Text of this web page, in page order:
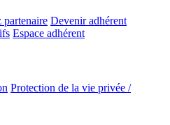
partenaire Devenir adhérent
Espace adhérent
Protection de la vie privée /